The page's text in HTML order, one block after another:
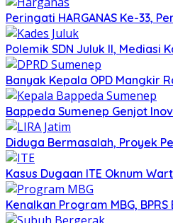
Peringati HARGANAS Ke-33,
Polemik SDN Juluk II, Mediasi
Banyak Kepala OPD Mangkir
Bappeda Sumenep Genjot
Diduga Bermasalah, Proyek
Kasus Dugaan ITE Oknum
Kenalkan Program MBG,